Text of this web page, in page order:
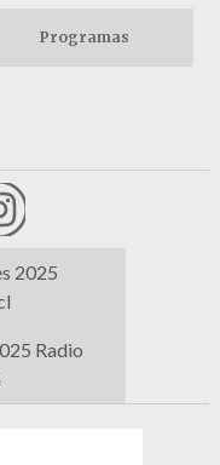
Programas
2025
Radio